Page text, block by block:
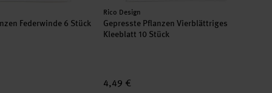
Federwinde 6 Stück
Hersteller:
Rico Design
Gepresste Pflanzen Vierblättriges
Kleeblatt 10 Stück
4,49 €